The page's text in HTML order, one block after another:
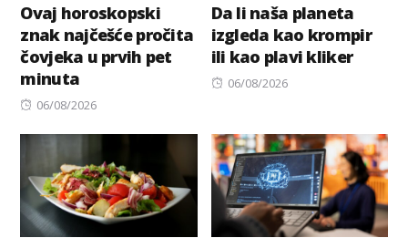
Ovaj horoskopski
znak najčešće pročita
čovjeka u prvih pet
minuta
Posted
06/08/2026
Da li naša planeta
izgleda kao krompir
ili kao plavi kliker
Posted
06/08/2026